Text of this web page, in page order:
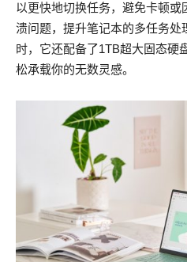
以更快地切换任务，避免卡顿
溃问题，提升笔记本的多任务处
时，它还配备了1TB超大固态硬
松承载你的无数灵感。